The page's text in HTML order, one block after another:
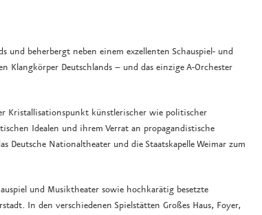
und beherbergt neben einem exzellenten Schauspiel- und
Klangkörper Deutschlands – und das einzige A-Orchester
Kristallisationspunkt künstlerischer wie politischer
Idealen und ihrem Verrat an propagandistische
Deutsche Nationaltheater und die Staatskapelle Weimar zum
und Musiktheater sowie hochkarätig besetzte
In den verschiedenen Spielstätten Großes Haus, Foyer,